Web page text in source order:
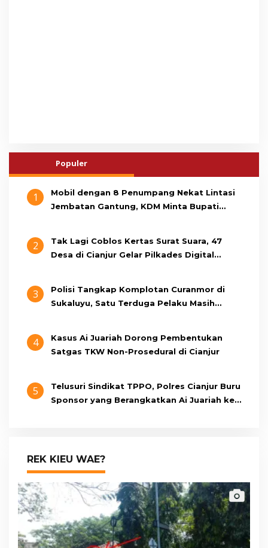
Populer
1
Mobil dengan 8 Penumpang Nekat Lintasi
Jembatan Gantung, KDM Minta Bupati
2
Tak Lagi Coblos Kertas Surat Suara, 47
Desa di Cianjur Gelar Pilkades Digital
3
Polisi Tangkap Komplotan Curanmor di
Sukaluyu, Satu Terduga Pelaku Masih
4
Kasus Ai Juariah Dorong Pembentukan
Satgas TKW Non-Prosedural di Cianjur
5
Telusuri Sindikat TPPO, Polres Cianjur Buru
Sponsor yang Berangkatkan Ai Juariah ke
REK KIEU WAE?